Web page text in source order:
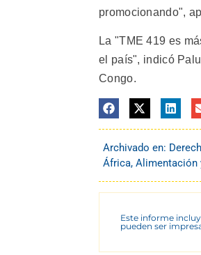
promocionando",
La "TME 419 es
el país", indicó
Congo.
Archivado en:
África, Alimentación
Este informe
pueden ser